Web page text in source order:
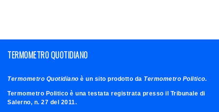
TERMOMETRO QUOTIDIANO
Termometro Quotidiano è un sito prodotto da Termometro Politico.
Termometro Politico è una testata registrata presso il Tribunale di
Salerno, n. 27 del 2011.